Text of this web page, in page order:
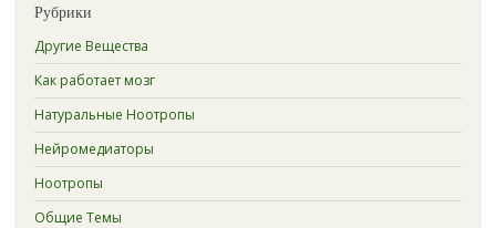
Рубрики
Другие Вещества
Как работает мозг
Натуральные Ноотропы
Нейромедиаторы
Ноотропы
Общие Темы